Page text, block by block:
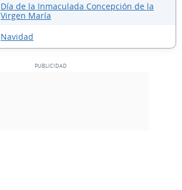
Día de la Inmaculada Concepción de la
Virgen María
Navidad